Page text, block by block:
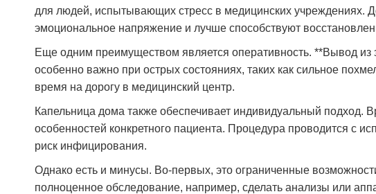
для людей, испытывающих стресс в медицинских учреждениях.
эмоциональное напряжение и лучше способствуют
Еще одним преимуществом является оперативность. **Вывод из
особенно важно при острых состояниях, таких как сильное
время на дорогу в медицинский центр.
Капельница дома также обеспечивает индивидуальный подход.
особенностей конкретного пациента. Процедура проводится с
риск инфицирования.
Однако есть и минусы. Во-первых, это ограниченные
полноценное обследование, например, сделать анализы или